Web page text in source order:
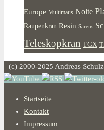
Europe Multimaus Nolte
Raupenkran Resin Sarens
Teleskopkran TGX
(c) 2000-2025 Andreas
Startseite
Kontakt
Impressum